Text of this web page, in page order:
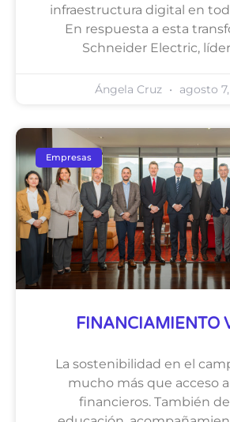
infraestructura digital en
En respuesta a esta
Schneider Electric,
Ángela Cruz agosto
Empresas
FINANCIAMIENTO
La sostenibilidad en el
mucho más que acceso
financieros. También